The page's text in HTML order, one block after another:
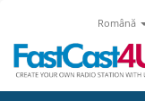
Română